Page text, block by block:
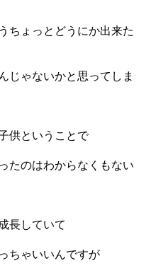
ちょっとどうにか出来た
じゃないかと思ってしま
供ということで
たのはわからなくもない
長していて
ちゃいいんですが